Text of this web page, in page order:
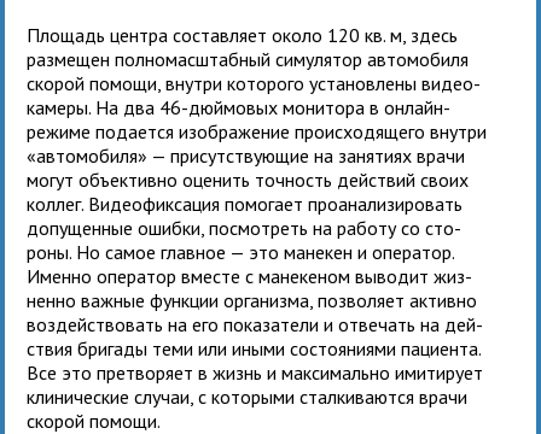
Площадь цен­тра состав­ляет около 120 кв. м, здесь
раз­ме­щен пол­но­мас­штаб­ный симу­ля­тор авто­мо­биля
ско­рой помощи, внутри кото­рого уста­нов­лены видео­
ка­меры. На два 46-дюй­мо­вых мони­тора в онлайн-
режиме пода­ется изо­бра­же­ние про­ис­хо­дя­щего внутри
«авто­мо­биля» — при­сут­ству­ю­щие на заня­тиях врачи
могут объ­ек­тивно оце­нить точ­ность дей­ствий своих
кол­лег. Видеофикса­ция помо­гает про­ана­ли­зи­ро­вать
допу­щен­ные ошибки, посмот­реть на работу со сто­
роны. Но самое глав­ное — это мане­кен и опе­ра­тор.
Именно опе­ра­тор вме­сте с мане­ке­ном выво­дит жиз­
ненно важ­ные функ­ции орга­низма, поз­во­ляет активно
воз­дей­ство­вать на его пока­за­тели и отве­чать на дей­
ствия бригады теми или иными состо­я­ни­ями паци­ента.
Все это пре­тво­ряет в жизнь и мак­си­мально ими­ти­рует
кли­ни­че­ские слу­чаи, с кото­рыми стал­ки­ва­ются врачи
ско­рой помощи.